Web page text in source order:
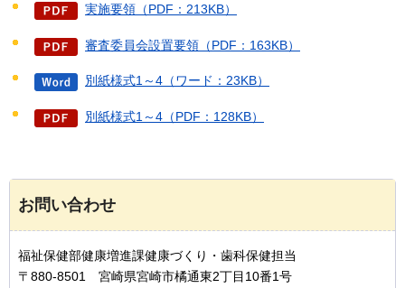
実施要領（PDF：213KB）
審査委員会設置要領（PDF：163KB）
別紙様式1～4（ワード：23KB）
別紙様式1～4（PDF：128KB）
お問い合わせ
福祉保健部健康増進課健康づくり・歯科保健担当
〒880-8501 宮崎県宮崎市橘通東2丁目10番1号